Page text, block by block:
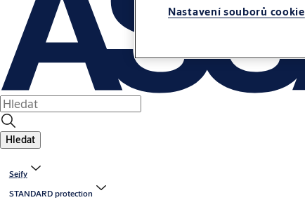
Hledat
Sejfy
STANDARD protection
Nastavení souborů cookie